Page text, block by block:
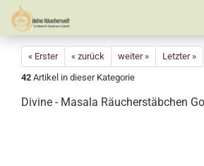
« Erster « zurück weiter »
Letzter »
42 Artikel in dieser Kategorie
Divine - Masala Räucherstäbchen